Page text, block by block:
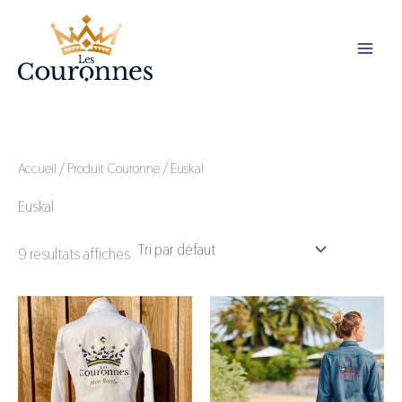
contenu
Accueil / Produit Couronne / Euskal
Euskal
9 résultats affichés
Ce
produit
a
plusieurs
Ce
produit
a
plusieurs